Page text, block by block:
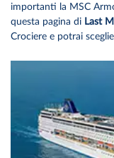
importanti la MSC
questa pagina di Last
Crociere e potrai